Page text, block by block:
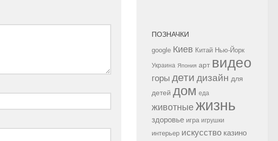
ПОЗНАЧКИ
google Киев Китай Нью-Йорк
Украина Япония арт видео
горы дети дизайн для
детей дом еда
животные жизнь
здоровье игра игрушки
интерьер искусство казино